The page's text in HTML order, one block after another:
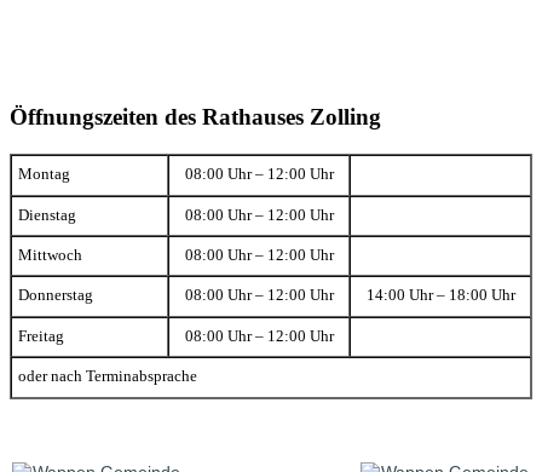
Öffnungszeiten des Rathauses Zolling
Montag 08:00 Uhr – 12:00 Uhr
Dienstag 08:00 Uhr – 12:00 Uhr
Mittwoch 08:00 Uhr – 12:00 Uhr
Donnerstag 08:00 Uhr – 12:00 Uhr 14:00 Uhr – 18:00 Uhr
Freitag 08:00 Uhr – 12:00 Uhr
oder nach Terminabsprache